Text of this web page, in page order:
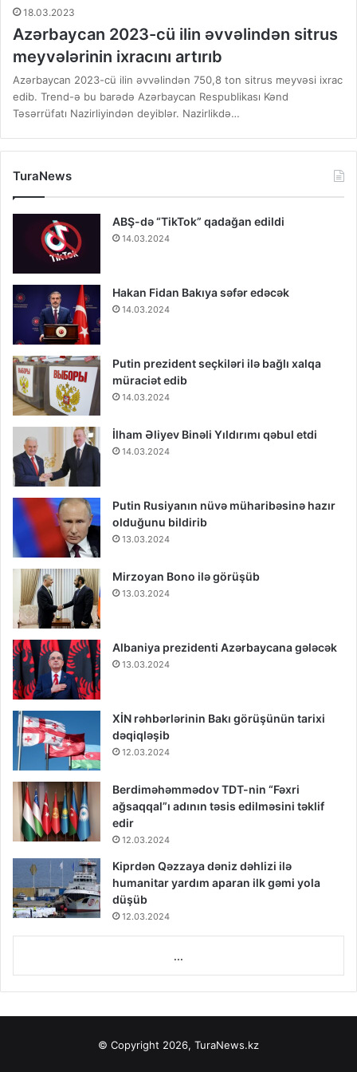
18.03.2023
Azərbaycan 2023-cü ilin əvvəlindən sitrus
meyvələrinin ixracını artırıb
Azərbaycan 2023-cü ilin əvvəlindən 750,8 ton sitrus meyvəsi ixrac
edib. Trend-ə bu barədə Azərbaycan Respublikası Kənd
Təsərrüfatı Nazirliyindən deyiblər. Nazirlikdə…
TuraNews
ABŞ-də “TikTok” qadağan edildi
14.03.2024
Hakan Fidan Bakıya səfər edəcək
14.03.2024
Putin prezident seçkiləri ilə bağlı xalqa
müraciət edib
14.03.2024
İlham Əliyev Binəli Yıldırımı qəbul etdi
14.03.2024
Putin Rusiyanın nüvə müharibəsinə hazır
olduğunu bildirib
13.03.2024
Mirzoyan Bono ilə görüşüb
13.03.2024
Albaniya prezidenti Azərbaycana gələcək
13.03.2024
XİN rəhbərlərinin Bakı görüşünün tarixi
dəqiqləşib
12.03.2024
Berdiməhəmmədov TDT-nin “Fəxri
ağsaqqal”ı adının təsis edilməsini təklif
edir
12.03.2024
Kiprdən Qəzzaya dəniz dəhlizi ilə
humanitar yardım aparan ilk gəmi yola
düşüb
12.03.2024
...
© Copyright 2026, TuraNews.kz